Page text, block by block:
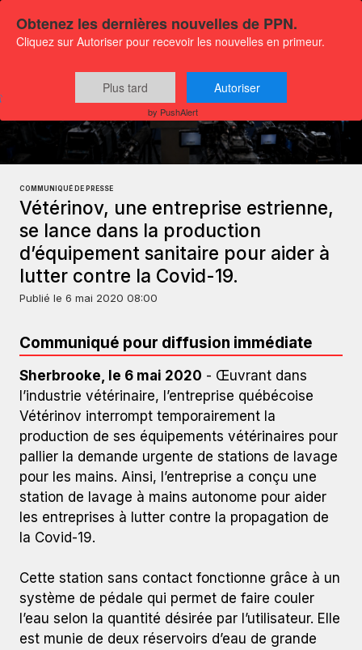
Communiqués
Actualités Affaires
COMMUNIQUÉ DE PRESSE
Vétérinov, une entreprise estrienne,
se lance dans la production
d’équipement sanitaire pour aider à
lutter contre la Covid-19.
Publié le 6 mai 2020 08:00
L’entreprise estrienne Vétérinov est en mesure de produire
Vétérinov)
Communiqué pour diffusion immédiate
Sherbrooke, le 6 mai 2020 - Œuvrant dans
l’industrie vétérinaire, l’entreprise québécoise
Vétérinov interrompt temporairement la
production de ses équipements vétérinaires pour
pallier la demande urgente de stations de lavage
pour les mains. Ainsi, l’entreprise a conçu une
station de lavage à mains autonome pour aider
les entreprises à lutter contre la propagation de
la Covid-19.
Cette station sans contact fonctionne grâce à un
système de pédale qui permet de faire couler
l’eau selon la quantité désirée par l’utilisateur. Elle
est munie de deux réservoirs d’eau de grande
Obtenez les dernières nouvelles de PPN.
Cliquez sur Autoriser pour recevoir les nouvelles en primeur.
Plus tard Autoriser
by PushAlert